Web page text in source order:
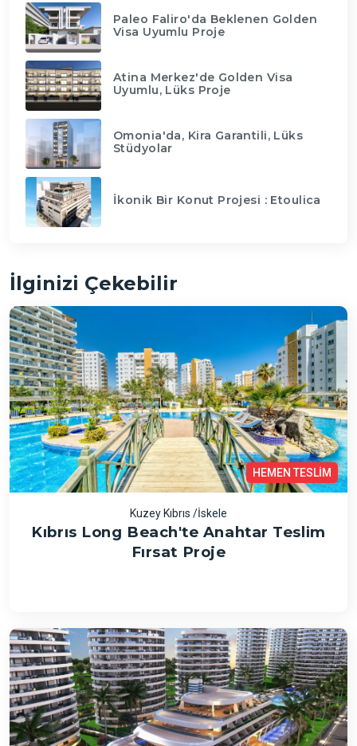
Paleo Faliro'da Beklenen Golden
Visa Uyumlu Proje
Atina Merkez'de Golden Visa
Uyumlu, Lüks Proje
Omonia'da, Kira Garantili, Lüks
Stüdyolar
İkonik Bir Konut Projesi : Etoulica
İlginizi Çekebilir
HEMEN TESLİM
Kuzey Kıbrıs /İskele
Kıbrıs Long Beach'te Anahtar Teslim
Fırsat Proje